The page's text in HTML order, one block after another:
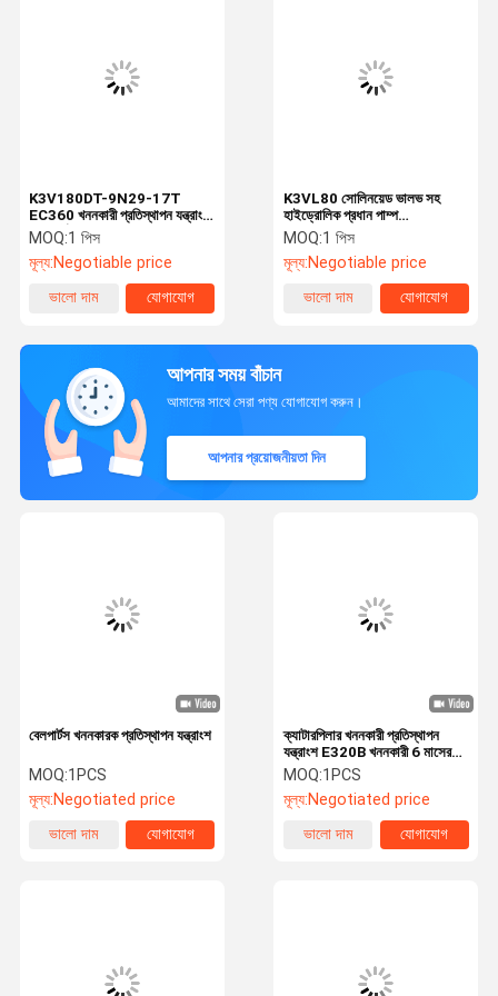
K3V180DT-9N29-17T
EC360 খননকারী প্রতিস্থাপন যন্ত্রাংশ
বেলপার্টের জন্য হাইড্রোলিক প্রধান
পাম্প
MOQ:1 পিস
মূল্য:Negotiable price
ভালো দাম
যোগাযোগ
K3VL80 সোলিনয়েড ভালভ সহ
হাইড্রোলিক প্রধান পাম্প
Excavator প্রতিস্থাপন যন্ত্রাংশ
belparts
MOQ:1 পিস
মূল্য:Negotiable price
ভালো দাম
যোগাযোগ
আপনার সময় বাঁচান
আমাদের সাথে সেরা পণ্য যোগাযোগ করুন।
আপনার প্রয়োজনীয়তা দিন
ক্যাটারপিলার খননকারী প্রতিস্থাপন
যন্ত্রাংশ E320B খননকারী 6 মাসের
ওয়্যারেন্টি
MOQ:1PCS
মূল্য:Negotiated price
ভালো দাম
যোগাযোগ
বেলপার্টস খননকারক প্রতিস্থাপন যন্ত্রাংশ
MOQ:1PCS
মূল্য:Negotiated price
ভালো দাম
যোগাযোগ